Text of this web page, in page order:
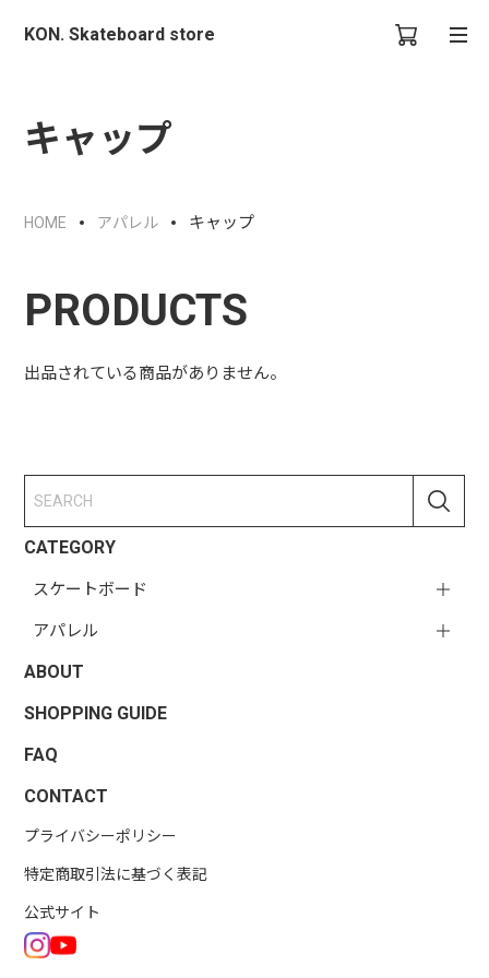
KON. Skateboard store
キャップ
CATEGORY
スケートボード
アパレル
ABOUT
SHOPPING GUIDE
FAQ
CONTACT
プライバシーポリシー
特定商取引法に基づく表記
公式サイト
HOME アパレル キャップ
PRODUCTS
出品されている商品がありません。